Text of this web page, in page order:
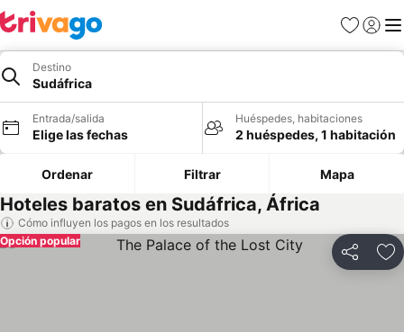
Favoritos
Iniciar
Destino
Sudáfrica
Entrada/salida
Elige las fechas
Huéspedes, habitaciones
2 huéspedes, 1 habitación
Ordenar Filtrar Mapa
Hoteles baratos en Sudáfrica, África
Cómo influyen los pagos en los resultados
Compartir
Opción popular